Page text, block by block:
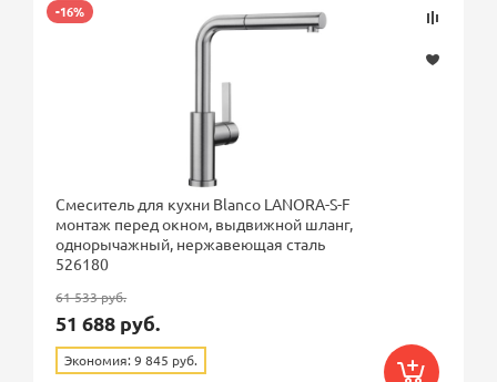
-16%
Смеситель для кухни Blanco LANORA-S-F
монтаж перед окном, выдвижной шланг,
однорычажный, нержавеющая сталь
526180
61 533 руб.
51 688 руб.
Экономия: 9 845 руб.